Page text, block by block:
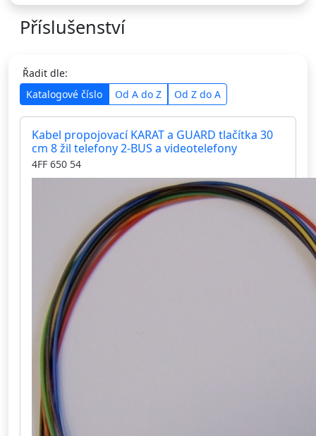
Příslušenství
Řadit dle:
Katalogové číslo
Od A do Z Od Z do A
Kabel propojovací KARAT a GUARD tlačítka 30
cm 8 žil telefony 2-BUS a videotelefony
4FF 650 54